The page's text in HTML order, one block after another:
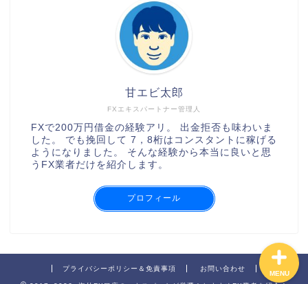
FXエキスパートナー管理人
甘エビ太郎
FXで200万円借金の経験アリ。 出金拒否も味わいま
した。 でも挽回して 7，8桁はコンスタントに稼げる
ようになりました。 そんな経験から本当に良いと思
うFX業者だけを紹介します。
プロフィール
プライバシーポリシー＆免責事項 お問い合わせ
MENU
AXIORYの口座開設の手順
TitanFXの口座開設の手順